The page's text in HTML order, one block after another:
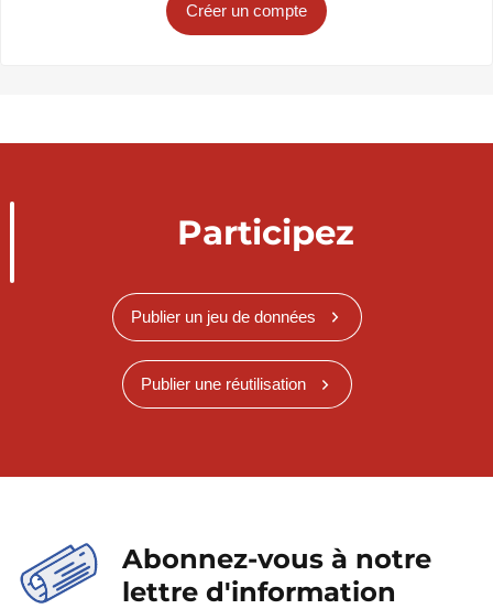
Créer un compte
Participez
Publier un jeu de données
Publier une réutilisation
Abonnez-vous à notre
lettre d'information